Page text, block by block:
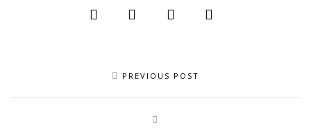
PREVIOUS POST